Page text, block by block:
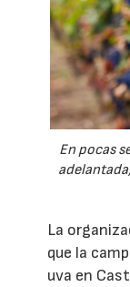
En pocas
La
que la
uva en